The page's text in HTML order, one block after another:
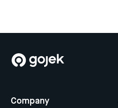
Company